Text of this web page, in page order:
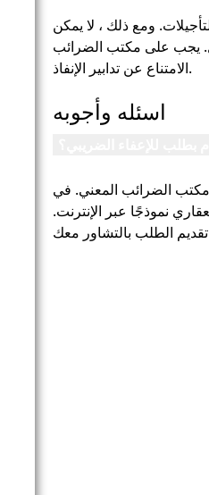
ومع ذلك ، لا يمكن
يجب على مكتب الضرائب
الامتناع عن تدابير الإنفاذ.
اسئله وأجوبه
مكتب الضرائب المعني. في
نموذجًا عبر الإنترنت.